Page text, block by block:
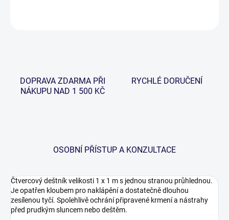
DOPRAVA ZDARMA PŘI
NÁKUPU NAD 1 500 KČ
RYCHLÉ DORUČENÍ
OSOBNÍ PŘÍSTUP A KONZULTACE
Čtvercový deštník velikosti 1 x 1 m s jednou stranou průhlednou.
Je opatřen kloubem pro naklápění a dostatečně dlouhou
zesílenou tyčí. Spolehlivě ochrání připravené krmení a nástrahy
před prudkým sluncem nebo deštěm.